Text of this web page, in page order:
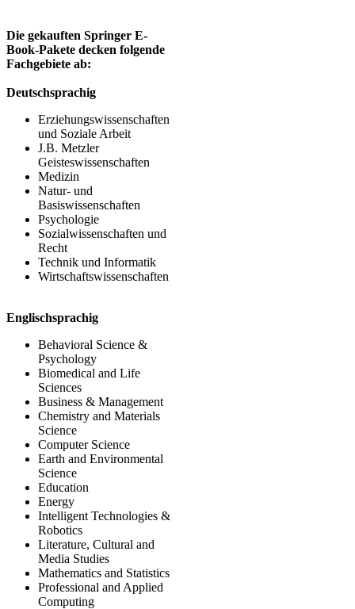
Die gekauften Springer E-
Book-Pakete decken folgende
Fachgebiete ab:
Deutschsprachig
Erziehungswissenschaften
und Soziale Arbeit
J.B. Metzler
Geisteswissenschaften
Medizin
Natur- und
Basiswissenschaften
Psychologie
Sozialwissenschaften und
Recht
Technik und Informatik
Wirtschaftswissenschaften
Englischsprachig
Behavioral Science &
Psychology
Biomedical and Life
Sciences
Business & Management
Chemistry and Materials
Science
Computer Science
Earth and Environmental
Science
Education
Energy
Intelligent Technologies &
Robotics
Literature, Cultural and
Media Studies
Mathematics and Statistics
Professional and Applied
Computing